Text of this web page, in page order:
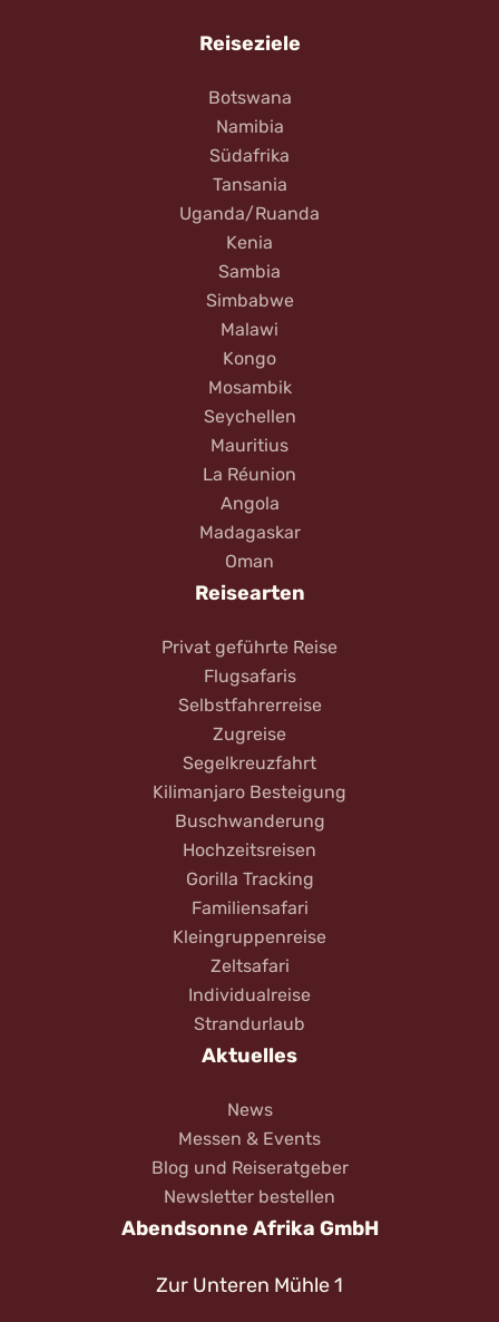
Reiseziele
Botswana
Namibia
Südafrika
Tansania
Uganda/Ruanda
Kenia
Sambia
Simbabwe
Malawi
Kongo
Mosambik
Seychellen
Mauritius
La Réunion
Angola
Madagaskar
Oman
Reisearten
Privat geführte Reise
Flugsafaris
Selbstfahrerreise
Zugreise
Segelkreuzfahrt
Kilimanjaro Besteigung
Buschwanderung
Hochzeitsreisen
Gorilla Tracking
Familiensafari
Kleingruppenreise
Zeltsafari
Individualreise
Strandurlaub
Aktuelles
News
Messen & Events
Blog und Reiseratgeber
Newsletter bestellen
Abendsonne Afrika GmbH
Zur Unteren Mühle 1